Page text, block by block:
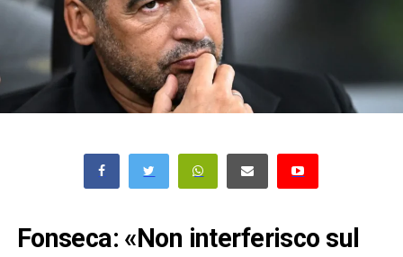
Fonseca: «Non interferisco sul